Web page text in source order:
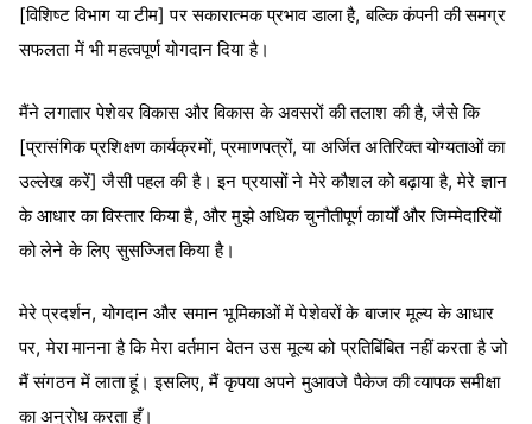
[विशिष्ट विभाग या टीम] पर सकारात्मक प्रभाव डाला है, बल्कि कंपनी की समग्र
सफलता में भी महत्वपूर्ण योगदान दिया है।
मैंने लगातार पेशेवर विकास और विकास के अवसरों की तलाश की है, जैसे कि
[प्रासंगिक प्रशिक्षण कार्यक्रमों, प्रमाणपत्रों, या अर्जित अतिरिक्त योग्यताओं का
उल्लेख करें] जैसी पहल की है। इन प्रयासों ने मेरे कौशल को बढ़ाया है, मेरे ज्ञान
के आधार का विस्तार किया है, और मुझे अधिक चुनौतीपूर्ण कार्यों और जिम्मेदारियों
को लेने के लिए सुसज्जित किया है।
मेरे प्रदर्शन, योगदान और समान भूमिकाओं में पेशेवरों के बाजार मूल्य के आधार
पर, मेरा मानना ​​है कि मेरा वर्तमान वेतन उस मूल्य को प्रतिबिंबित नहीं करता है जो
मैं संगठन में लाता हूं। इसलिए, मैं कृपया अपने मुआवजे पैकेज की व्यापक समीक्षा
का अनुरोध करता हूँ।